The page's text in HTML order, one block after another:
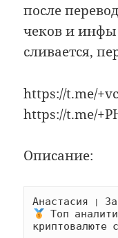
после
чеков и инфы
сливается,
https://t.me/
https://t.me/
Описание:
Анастасия |
Топ
криптовалюте